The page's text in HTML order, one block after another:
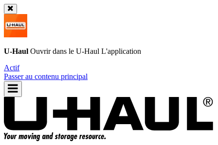
U-Haul Ouvrir dans le U-Haul L'application
Actif
Passer au contenu principal